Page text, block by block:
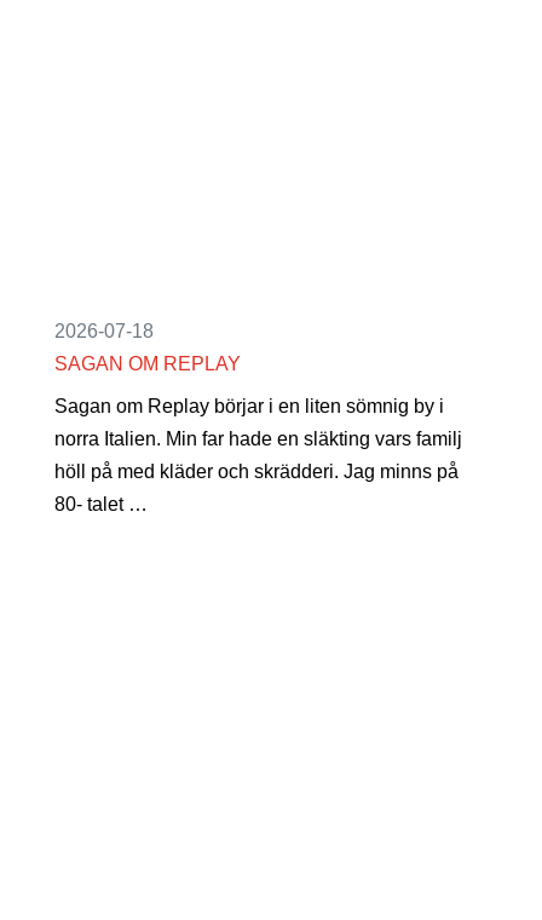
2026-07-18
SAGAN OM REPLAY
Sagan om Replay börjar i en liten sömnig by i
norra Italien. Min far hade en släkting vars familj
höll på med kläder och skrädderi. Jag minns på
80- talet …